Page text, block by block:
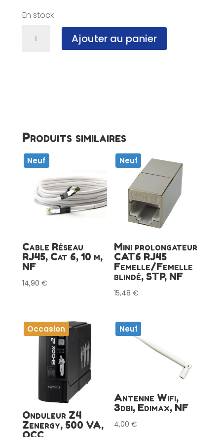
En stock
Ajouter au panier
Produits similaires
Neuf
Cable Réseau
RJ45, Cat 6, 10 m,
NF
14,90 €
Neuf
Mini prolongateur
CAT6 RJ45
Femelle/Femelle
blindé, STP, NF
15,48€
Occasion
Onduleur Z4
Zenergy, 500 VA,
Neuf
Antenne Wifi,
3dbi, Edimax, NF
4,00€